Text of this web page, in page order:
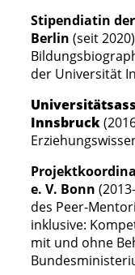
Stipendiatin
Berlin (seit
der Universität
Innsbruck
e. V. Bonn
des Peer-
inklusive:
mit und ohne